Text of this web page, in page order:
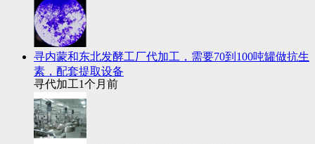
寻内蒙和东北发酵工厂代加工，需要70到100吨罐做抗生
素，配套提取设备
寻代加工1个月前